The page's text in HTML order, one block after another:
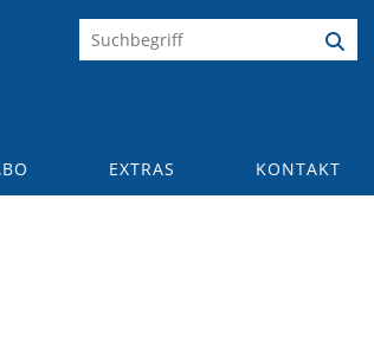
EXTRAS KONTAKT